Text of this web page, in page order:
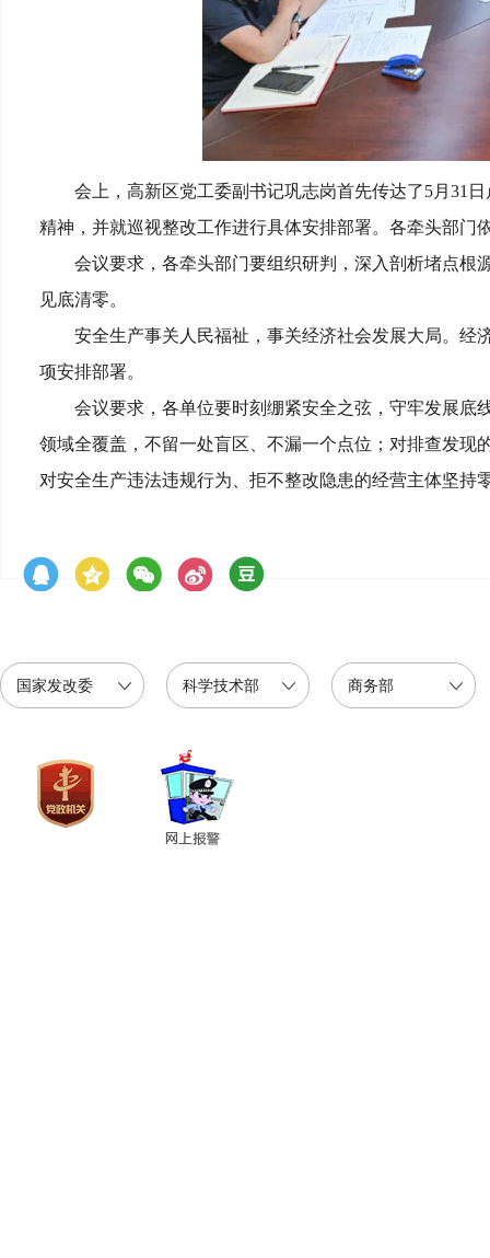
会上，高新区党工委副书记巩志岗首先传达了5月31
精神，并就巡视整改工作进行具体安排部署。各牵头部
会议要求，各牵头部门要组织研判，深入剖析堵点根
见底清零。
安全生产事关人民福祉，事关经济社会发展大局。经
项安排部署。
会议要求，各单位要时刻绷紧安全之弦，守牢发展底
领域全覆盖，不留一处盲区、不漏一个点位；对排查发
对安全生产违法违规行为、拒不整改隐患的经营主体坚持
国家发改委 科学技术部 商务部